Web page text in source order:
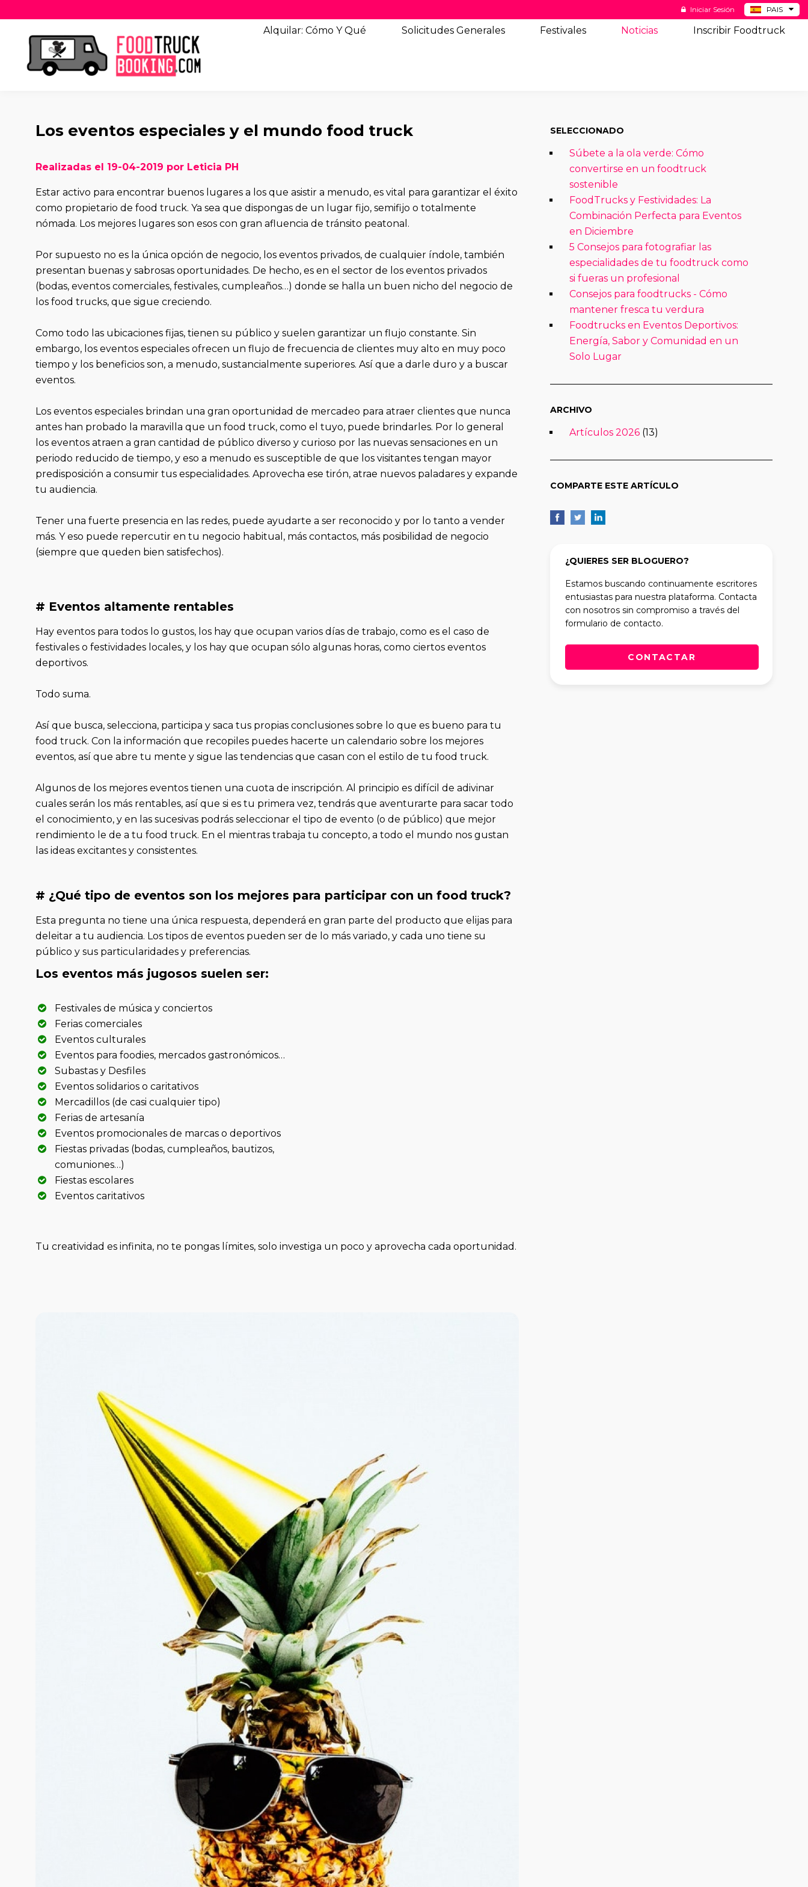
PAIS
Iniciar Sesión
Alquilar: Cómo Y Qué SolicitudesGenerales Festivales Noticias Inscribir Foodtruck
Los eventos especiales y el mundo food truck
Realizadas el 19-04-2019 por Leticia PH
Estar activo para encontrar buenos lugares a los que asistir a menudo, es vital para garantizar el éxito
como propietario de food truck. Ya sea que dispongas de un lugar fijo, semifijo o totalmente
nómada. Los mejores lugares son esos con gran afluencia de tránsito peatonal.
Por supuesto no es la única opción de negocio, los eventos privados, de cualquier índole, también
presentan buenas y sabrosas oportunidades. De hecho, es en el sector de los eventos privados
(bodas, eventos comerciales, festivales, cumpleaños…) donde se halla un buen nicho del negocio de
los food trucks, que sigue creciendo.
Como todo las ubicaciones fijas, tienen su público y suelen garantizar un flujo constante. Sin
embargo, los eventos especiales ofrecen un flujo de frecuencia de clientes muy alto en muy poco
tiempo y los beneficios son, a menudo, sustancialmente superiores. Así que a darle duro y a buscar
eventos.
Los eventos especiales brindan una gran oportunidad de mercadeo para atraer clientes que nunca
antes han probado la maravilla que un food truck, como el tuyo, puede brindarles. Por lo general
los eventos atraen a gran cantidad de público diverso y curioso por las nuevas sensaciones en un
periodo reducido de tiempo, y eso a menudo es susceptible de que los visitantes tengan mayor
predisposición a consumir tus especialidades. Aprovecha ese tirón, atrae nuevos paladares y expande
tu audiencia.
Tener una fuerte presencia en las redes, puede ayudarte a ser reconocido y por lo tanto a vender
más. Y eso puede repercutir en tu negocio habitual, más contactos, más posibilidad de negocio
(siempre que queden bien satisfechos).
# Eventos altamente rentables
Hay eventos para todos lo gustos, los hay que ocupan varios días de trabajo, como es el caso de
festivales o festividades locales, y los hay que ocupan sólo algunas horas, como ciertos eventos
deportivos.
Todo suma.
Así que busca, selecciona, participa y saca tus propias conclusiones sobre lo que es bueno para tu
food truck. Con la información que recopiles puedes hacerte un calendario sobre los mejores
eventos, así que abre tu mente y sigue las tendencias que casan con el estilo de tu food truck.
Algunos de los mejores eventos tienen una cuota de inscripción. Al principio es difícil de adivinar
cuales serán los más rentables, así que si es tu primera vez, tendrás que aventurarte para sacar todo
el conocimiento, y en las sucesivas podrás seleccionar el tipo de evento (o de público) que mejor
rendimiento le de a tu food truck. En el mientras trabaja tu concepto, a todo el mundo nos gustan
las ideas excitantes y consistentes.
# ¿Qué tipo de eventos son los mejores para participar con un food truck?
Esta pregunta no tiene una única respuesta, dependerá en gran parte del producto que elijas para
deleitar a tu audiencia. Los tipos de eventos pueden ser de lo más variado, y cada uno tiene su
público y sus particularidades y preferencias.
Los eventos más jugosos suelen ser:
Festivales de música y conciertos
Ferias comerciales
Eventos culturales
Eventos para foodies, mercados gastronómicos…
Subastas y Desfiles
Eventos solidarios o caritativos
Mercadillos (de casi cualquier tipo)
Ferias de artesanía
Eventos promocionales de marcas o deportivos
Fiestas privadas (bodas, cumpleaños, bautizos,
comuniones…)
Fiestas escolares
Eventos caritativos
Tu creatividad es infinita, no te pongas límites, solo investiga un poco y aprovecha cada oportunidad.
SELECCIONADO
Súbete a la ola verde: Cómo
convertirse en un foodtruck
sostenible
FoodTrucks y Festividades: La
Combinación Perfecta para Eventos
en Diciembre
5 Consejos para fotografiar las
especialidades de tu foodtruck como
si fueras un profesional
Consejos para foodtrucks - Cómo
mantener fresca tu verdura
Foodtrucks en Eventos Deportivos:
Energía, Sabor y Comunidad en un
Solo Lugar
ARCHIVO
Artículos 2026(13)
COMPARTE ESTE ARTÍCULO
¿QUIERES SER BLOGUERO?
Estamos buscando continuamente escritores
entusiastas para nuestra plataforma. Contacta
con nosotros sin compromiso a través del
formulario de contacto.
CONTACTAR